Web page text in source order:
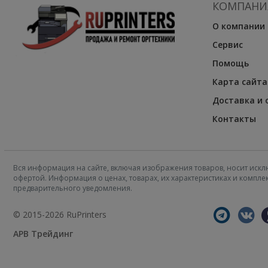
О компании
Сервис
Помощь
Карта сайта
Доставка и
Контакты
Вся информация на сайте, включая изображения товаров, носит
офертой. Информация о ценах, товарах, их характеристиках и
предварительного уведомления.
© 2015-2026 RuPrinters
АРВ Трейдинг